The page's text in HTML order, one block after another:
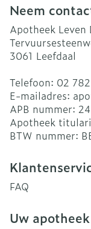
Neem
Apotheek Leven
3061 Leefdaal
Telefoon: 02
E-mailadres:
APB nummer:
Apotheek
BTW nummer:
FAQ
Uw apotheek